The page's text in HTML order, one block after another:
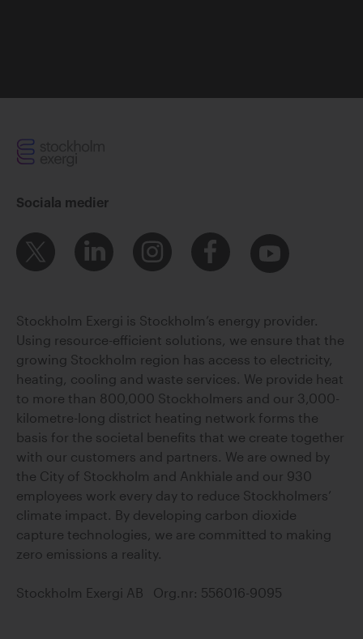
Sociala medier
Stockholm Exergi is Stockholm’s energy provider.
Using resource-efficient solutions, we ensure that the
growing Stockholm region has access to electricity,
heating, cooling and waste services. We provide heat
to more than 800,000 Stockholmers and our 3,000-
kilometre-long district heating network forms the
basis for the societal benefits that we create together
with our customers and partners. We are owned by
the City of Stockholm and Ankhiale and our 930
employees work every day to reduce Stockholmers’
climate impact. By developing carbon dioxide
capture technologies, we are committed to making
zero emissions a reality.
Stockholm Exergi AB Org.nr: 556016-9095